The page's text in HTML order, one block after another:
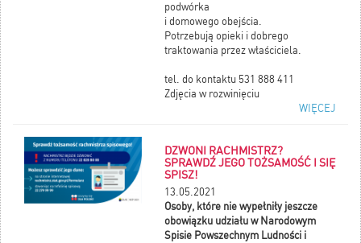
uczniowie klasy II nauczą się
budować roboty i programować je z
wykorzystaniem aplikacji Lego WeDo
i Scratch. Zaś 11,12 maja odbędą się
„FREE Fundacji Rozwoju Edukacji
Elektronicznej” Rafała
Andrykowskiego, który następnie
W tym etapie programutematem
pracy konkursowej jest
przygotowanie projektu dotyczącego
tego, jak nowa technologia i
technologia przyszłości, może pomóc
ludziom w codziennym życiu.
podwórka
i domowego obejścia.
Potrzebują opieki i dobrego
traktowania przez właściciela.
tel. do kontaktu 531 888 411
Zdjęcia w rozwinięciu
WIĘCEJ
DZWONI RACHMISTRZ?
SPRAWDŹ JEGO TOŻSAMOŚĆ I SIĘ
SPISZ!
13.05.2021
Osoby, które nie wypełniły jeszcze
obowiązku udziału w Narodowym
Spisie Powszechnym Ludności i